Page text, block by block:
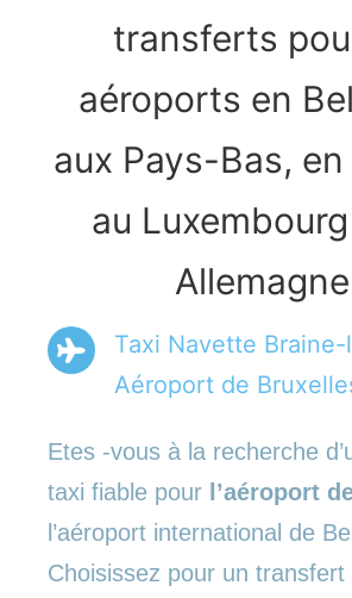
transferts
aéroports en
aux Pays-Bas,
au
Taxi Navette
Aéroport de
Etes -vous à la recherche
taxi fiable pour l’aéroport
l’aéroport international de
Choisissez pour un